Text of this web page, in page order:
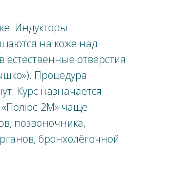
Индукторы
на коже над
отверстия
Процедура
Курс назначается
2М» чаще
позвоночника,
бронхолёгочной